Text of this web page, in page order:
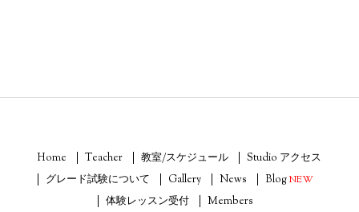
Home Teacher 教室/スケジュール
Studio アクセス
グレード試験について
Gallery News BlogNEW
体験レッスン受付
Members